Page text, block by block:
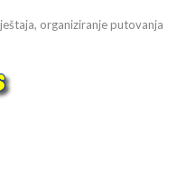
organiziranje putovanja